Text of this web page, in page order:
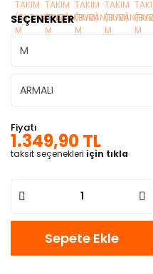
SEÇENEKLER
Fiyatı
1.349,90 TL
taksit seçenekleri için tıkla
Sepete Ekle